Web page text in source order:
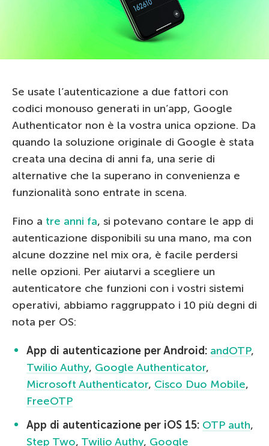
Se usate l’autenticazione a due fattori con
codici monouso generati in un’app, Google
Authenticator non è la vostra unica opzione. Da
quando la soluzione originale di Google è stata
creata una decina di anni fa, una serie di
alternative che la superano in convenienza e
funzionalità sono entrate in scena.
Fino a tre anni fa, si potevano contare le app di
autenticazione disponibili su una mano, ma con
alcune dozzine nel mix ora, è facile perdersi
nelle opzioni. Per aiutarvi a scegliere un
autenticatore che funzioni con i vostri sistemi
operativi, abbiamo raggruppato i 10 più degni di
nota per OS:
App di autenticazione per Android: andOTP,
Twilio Authy, Google Authenticator,
Microsoft Authenticator, Cisco Duo Mobile,
FreeOTP
App di autenticazione per iOS 15: OTP auth,
Step Two, Twilio Authy, Google